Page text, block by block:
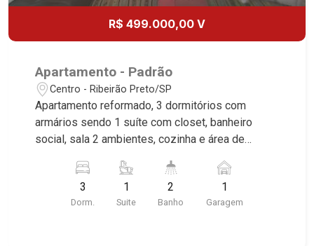
R$ 499.000,00 V
Apartamento - Padrão
Centro - Ribeirão Preto/SP
Apartamento reformado, 3 dormitórios com
armários sendo 1 suíte com closet, banheiro
social, sala 2 ambientes, cozinha e área de
coberta, excelente localização, próximo a Av.
Nove de Julho.
3
Dorm.
1
Suite
2
Banho
1
Garagem